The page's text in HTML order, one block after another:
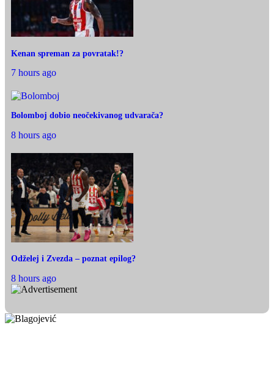
Kenan spreman za povratak!?
7 hours ago
Bolomboj dobio neočekivanog udvarača?
8 hours ago
Odželej i Zvezda – poznat epilog?
8 hours ago